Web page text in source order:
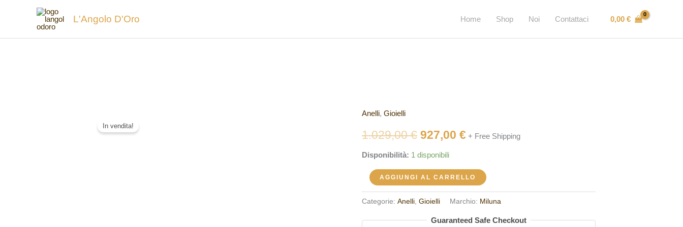
L'Angolo D'Oro Home Shop Noi Contattaci 0,00 €
In vendita!
Anelli, Gioielli
1.029,00€ prezzo
originale
era:
1.029,00 €.
927,00 €prezzo
è:
927,00 €.
+ Free Shipping
Disponibilità: 1 disponibili
Anello
Miluna
013G7
quantità
AGGIUNGI AL CARRELLO
Categorie: Anelli, Gioielli Marchio: Miluna
Guaranteed Safe Checkout